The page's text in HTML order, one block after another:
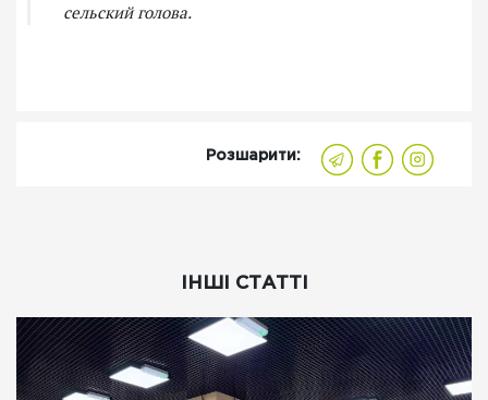
сельский голова.
Розшарити:
ІНШІ СТАТТІ